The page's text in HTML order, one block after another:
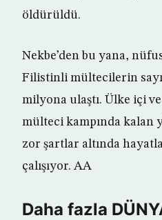
öldürüldü.
Nekbe’den bu yana,
Filistinli mültecilerin
milyona ulaştı. Ülke içi
mülteci kampında
zor şartlar altında
çalışıyor. AA
Daha fazla